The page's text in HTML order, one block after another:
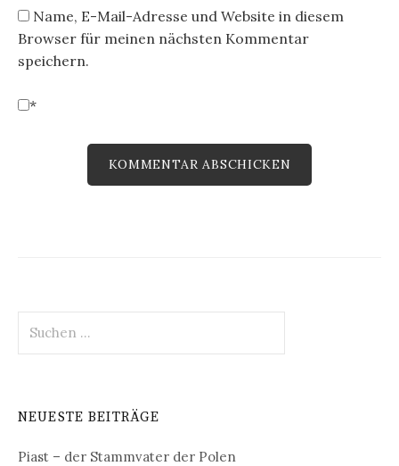
Name, E-Mail-Adresse und Website in diesem
Browser für meinen nächsten Kommentar
speichern.
*
nach:
NEUESTE BEITRÄGE
Piast – der Stammvater der Polen